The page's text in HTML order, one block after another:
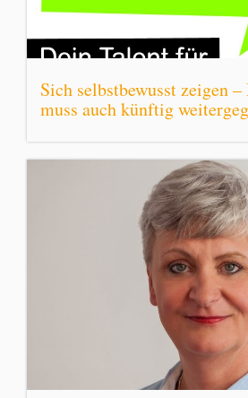
Sich selbstbewusst zeigen
muss auch künftig